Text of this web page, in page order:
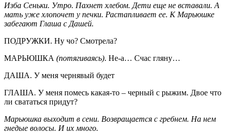
Изба Сеньки. Утро. Пахнет хлебом. Дети еще не вставали. А
мать уже хлопочет у печки. Растапливает ее. К Марьюшке
забегают Глаша с Дашей.
ПОДРУЖКИ. Ну чо? Смотрела?
МАРЬЮШКА (потягиваясь). Не-а… Счас гляну…
ДАША. У меня чернявый будет
ГЛАША. У меня помесь какая-то – черный с рыжим. Двое что
ли свататься придут?
Марьюшка выходит в сени. Возвращается с гребнем. На нем
гнедые волосы. И их много.